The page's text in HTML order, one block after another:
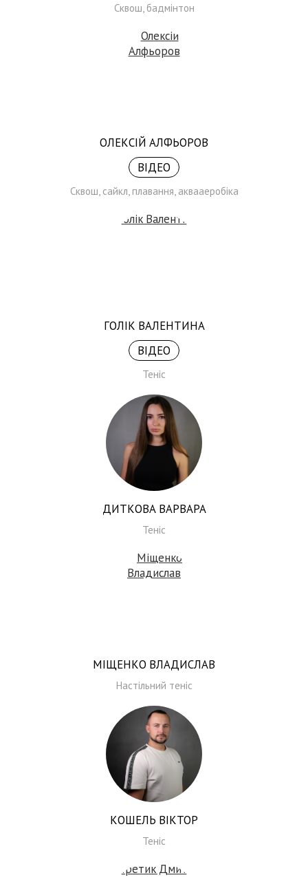
Сквош, бадмінтон
ОЛЕКСІЙ АЛФЬОРОВ
ВІДЕО
Сквош, сайкл, плавання, аквааеробіка
ГОЛІК ВАЛЕНТИНА
ВІДЕО
Теніс
ДИТКОВА ВАРВАРА
Теніс
МІЩЕНКО ВЛАДИСЛАВ
Настільний теніс
КОШЕЛЬ ВІКТОР
Теніс